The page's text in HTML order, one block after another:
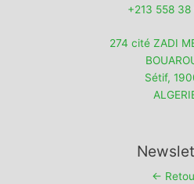
+213 558
274 cité ZADI
Sétif,
←